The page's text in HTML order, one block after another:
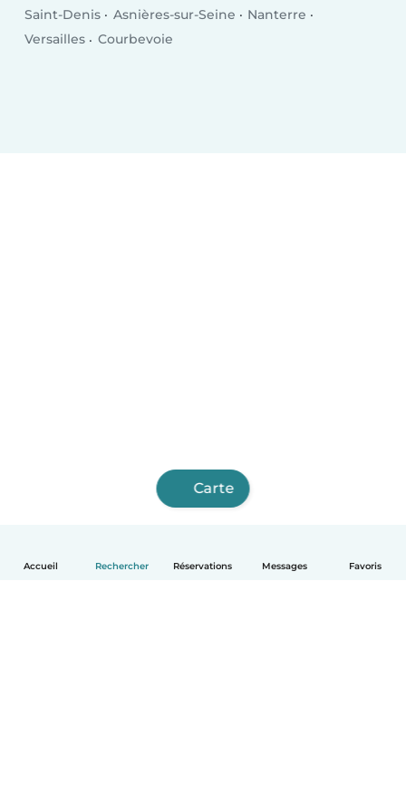
Accueil Rechercher Réservations Messages Favoris
Saint-Denis
Asnières-sur-Seine
Nanterre
Versailles
Courbevoie
Carte